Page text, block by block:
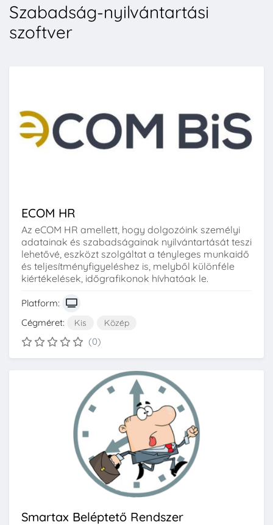
Szabadság-nyilvántartási
szoftver
ECOM HR
Az eCOM HR amellett, hogy dolgozóink személyi
adatainak és szabadságainak nyilvántartását teszi
lehetővé, eszközt szolgáltat a tényleges munkaidő
és teljesítményfigyeléshez is, melyből különféle
kiértékelések, időgrafikonok hívhatóak le.
Platform:
Cégméret:
Kis Közép
(0)
Smartax Beléptető Rendszer